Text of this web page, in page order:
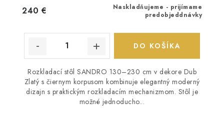
Naskladňujeme - prijímame
predobjeddnávky
240 €
DO KOŠÍKA
Rozkladací stôl SANDRO 130–230 cm v dekore Dub
Zlatý s čiernym korpusom kombinuje elegantný moderný
dizajn s praktickým rozkladacím mechanizmom. Stôl je
možné jednoducho...